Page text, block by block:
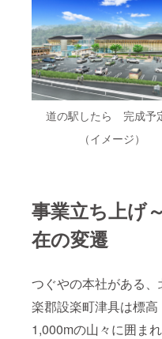
道の駅したら 完成予
（イメージ）
事業立ち上げ
在の変遷
つぐやの本社がある、
楽郡設楽町津具は標高
1,000mの山々に囲ま